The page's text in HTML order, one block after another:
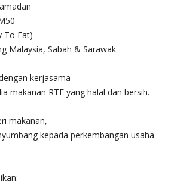
To Eat)
Malaysia, Sabah & Sarawak
kerjasama
makanan RTE yang halal dan bersih.
makanan,
kepada perkembangan usaha